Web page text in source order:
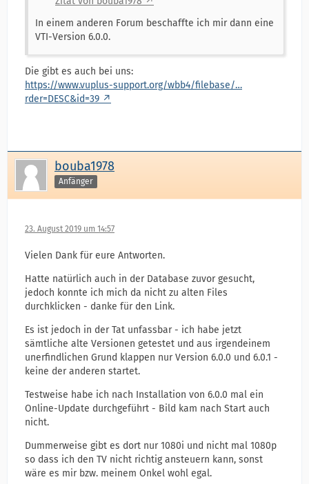
In einem anderen Forum beschaffte ich mir dann eine
VTI-Version 6.0.0.
Die gibt es auch bei uns:
https://www.vuplus-support.org/wbb4/filebase/…
rder=DESC&id=39
bouba1978
Anfänger
23. August 2019 um 14:57
Vielen Dank für eure Antworten.
Hatte natürlich auch in der Database zuvor gesucht,
jedoch konnte ich mich da nicht zu alten Files
durchklicken - danke für den Link.
Es ist jedoch in der Tat unfassbar - ich habe jetzt
sämtliche alte Versionen getestet und aus irgendeinem
unerfindlichen Grund klappen nur Version 6.0.0 und 6.0.1 -
keine der anderen startet.
Testweise habe ich nach Installation von 6.0.0 mal ein
Online-Update durchgeführt - Bild kam nach Start auch
nicht.
Dummerweise gibt es dort nur 1080i und nicht mal 1080p
so dass ich den TV nicht richtig ansteuern kann, sonst
wäre es mir bzw. meinem Onkel wohl egal.